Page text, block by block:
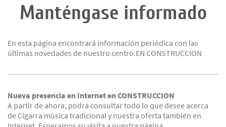
Manténgase informado
En esta página encontrará información periódica con las
últimas novedades de nuestro centro.EN CONSTRUCCION
Nueva presencia en Internet en CONSTRUCCION
A partir de ahora, podrá consultar todo lo que desee acerca
de Cigarra música tradicional y nuestra oferta también en